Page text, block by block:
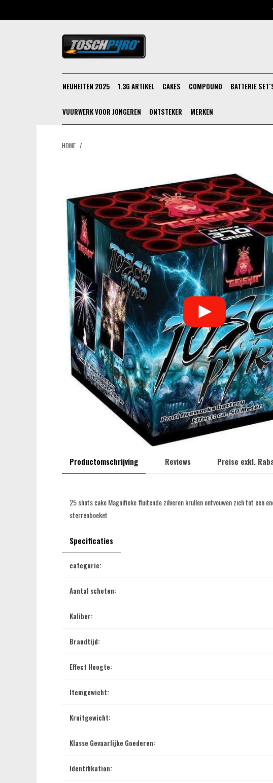
NEUHEITEN 2025 1.3G ARTIKEL CAKES COMPOUND BATTERIE
VUURWERK VOOR JONGEREN ONTSTEKER MERKEN
HOME /
Productomschrijving Reviews Preise exkl.
25 shots cake Magnifieke fluitende zilveren krullen ontvouwen zich tot een
sterrenboeket
Specificaties
categorie:
Aantal schoten:
Kaliber:
Brandtijd:
Effect Hoogte:
Itemgewicht:
Kruitgewicht:
Klasse Gevaarlijke Goederen:
Identifikation: